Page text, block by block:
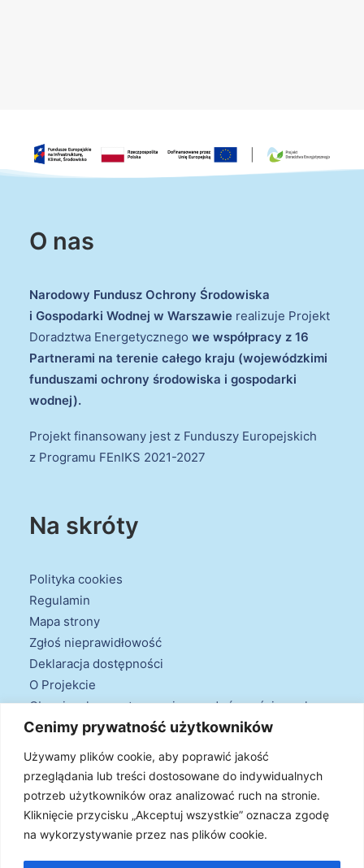
Cenimy prywatność użytkowników
Używamy plików cookie, aby poprawić jakość
przeglądania lub treści dostosowane do indywidualnych
potrzeb użytkowników oraz analizować ruch na stronie.
Kliknięcie przycisku „Akceptuj wszystkie” oznacza zgodę
na wykorzystywanie przez nas plików cookie.
O nas
Narodowy Fundusz Ochrony Środowiska
i Gospodarki Wodnej w Warszawie realizuje Projekt
Doradztwa Energetycznego we współpracy z 16
Partnerami na terenie całego kraju (wojewódzkimi
funduszami ochrony środowiska i gospodarki
wodnej).
Projekt finansowany jest z Funduszy Europejskich
z Programu FEnIKS 2021-2027
Na skróty
Polityka cookies
Regulamin
Mapa strony
Zgłoś nieprawidłowość
Deklaracja dostępności
O Projekcie
Obowiązek przestrzegania zasad równościowych
oraz warunków podstawowych
Klauzule informacyjne
zastrzeżone